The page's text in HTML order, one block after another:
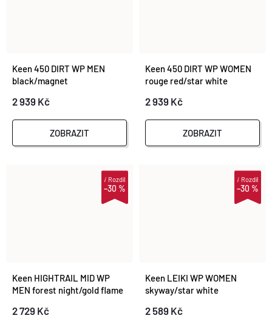
Keen 450 DIRT WP MEN
black/magnet
2 939 Kč
ZOBRAZIT
Keen 450 DIRT WP WOMEN
rouge red/star white
2 939 Kč
ZOBRAZIT
–30 %
iRozdíl
Keen HIGHTRAIL MID WP
MEN forest night/gold flame
2 729 Kč
–30 %
iRozdíl
Keen LEIKI WP WOMEN
skyway/star white
2 589 Kč